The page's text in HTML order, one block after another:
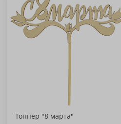
Топпер "8 марта"